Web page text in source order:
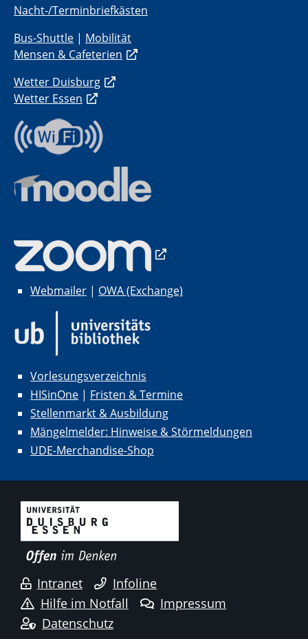
Nacht-/Terminbriefkästen
Bus-Shuttle | Mobilität
Mensen & Cafeterien
Wetter Duisburg
Wetter Essen
Webmailer | OWA (Exchange)
Vorlesungsverzeichnis
HISinOne | Fristen & Termine
Stellenmarkt & Ausbildung
Mängelmelder: Hinweise & Störmeldungen
UDE-Merchandise-Shop
Intranet
Infoline
Hilfe im Notfall
Impressum
Datenschutz